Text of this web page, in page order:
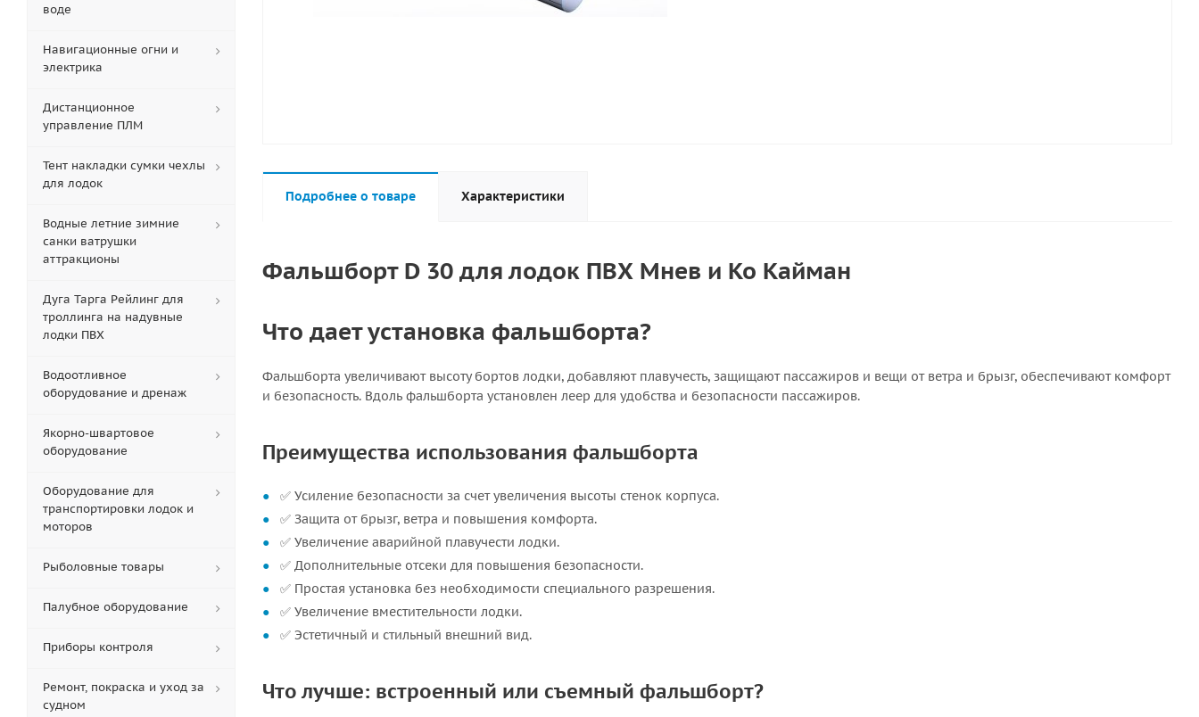
Подробнее о товаре Характеристики
Фальшборт D 30 для лодок ПВХ Мнев и Ко Кайман
Что дает установка фальшборта?
Фальшборта увеличивают высоту бортов лодки, добавляют плавучесть, защищают пассажиров и вещи от ветра и брызг, обеспечивают комфорт
и безопасность. Вдоль фальшборта установлен леер для удобства и безопасности пассажиров.
Преимущества использования фальшборта
✅ Усиление безопасности за счет увеличения высоты стенок корпуса.
✅ Защита от брызг, ветра и повышения комфорта.
✅ Увеличение аварийной плавучести лодки.
✅ Дополнительные отсеки для повышения безопасности.
✅ Простая установка без необходимости специального разрешения.
✅ Увеличение вместительности лодки.
✅ Эстетичный и стильный внешний вид.
Что лучше: встроенный или съемный фальшборт?
воде
Навигационные огни и
электрика
Дистанционное
управление ПЛМ
Тент накладки сумки чехлы
для лодок
Водные летние зимние
санки ватрушки
аттракционы
Дуга Тарга Рейлинг для
троллинга на надувные
лодки ПВХ
Водоотливное
оборудование и дренаж
Якорно-швартовое
оборудование
Оборудование для
транспортировки лодок и
моторов
Рыболовные товары
Палубное оборудование
Приборы контроля
Ремонт, покраска и уход за
судном